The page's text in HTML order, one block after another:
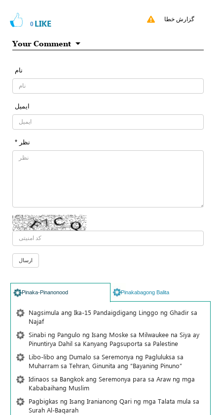
0 LIKE گزارش خطا
Your Comment
نام
ایمیل
* نظر
Pinaka-Pinanonood Pinakabagong Balita
Nagsimula ang Ika-15 Pandaigdigang Linggo ng Ghadir sa
Najaf
Sinabi ng Pangulo ng Isang Moske sa Milwaukee na Siya ay
Pinuntirya Dahil sa Kanyang Pagsuporta sa Palestine
Libo-libo ang Dumalo sa Seremonya ng Pagluluksa sa
Muharram sa Tehran, Ginunita ang “Bayaning Pinuno”
Idinaos sa Bangkok ang Seremonya para sa Araw ng mga
Kababaihang Muslim
Pagbigkas ng Isang Iranianong Qari ng mga Talata mula sa
Surah Al-Baqarah